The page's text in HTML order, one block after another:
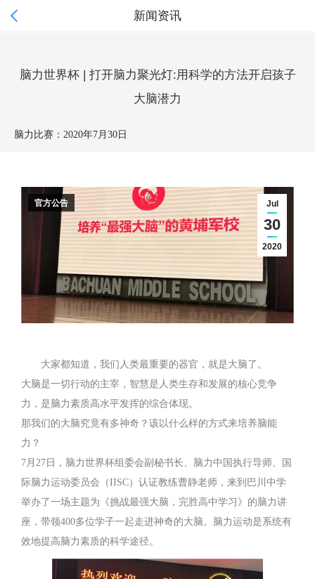
 新闻资讯
脑力世界杯 | 打开脑力聚光灯:用科学的方法开启孩子
大脑潜力
脑力比赛： 2020年7月30日
Jul
30
2020
官方公告
大家都知道，我们人类最重要的器官，就是大脑了。
大脑是一切行动的主宰，智慧是人类生存和发展的核心竞争
力，是脑力素质高水平发挥的综合体现。
那我们的大脑究竟有多神奇？该以什么样的方式来培养脑能
力？
7月27日，脑力世界杯组委会副秘书长、脑力中国执行导师、国
际脑力运动委员会（IISC）认证教练曹静老师，来到巴川中学
举办了一场主题为《挑战最强大脑，完胜高中学习》的脑力讲
座，带领400多位学子一起走进神奇的大脑。脑力运动是系统有
效地提高脑力素质的科学途径。